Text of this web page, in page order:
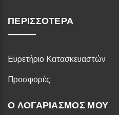
ΠΕΡΙΣΣΌΤΕΡΑ
Ευρετήριο Κατασκευαστών
Προσφορές
Ο ΛΟΓΑΡΙΑΣΜΌΣ ΜΟΥ